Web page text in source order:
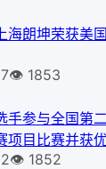
海朗坤荣获美
👁 1853
手参与全国第
项目比赛并获
👁 1852